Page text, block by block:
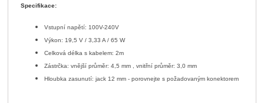
Specifikace:
Vstupní napětí: 100V-240V
Výkon: 19,5 V / 3,33 A / 65 W
Celková délka s kabelem: 2m
Zástrčka: vnější průměr: 4,5 mm , vnitřní průměr: 3,0 mm
Hloubka zasunutí: jack 12 mm - porovnejte s požadovaným konektorem